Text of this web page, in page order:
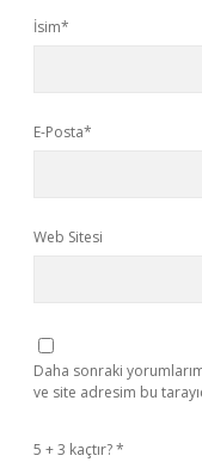
İsim*
E-Posta*
Web Sitesi
Daha sonraki
ve site adresim bu
5 + 3 kaçtır?*